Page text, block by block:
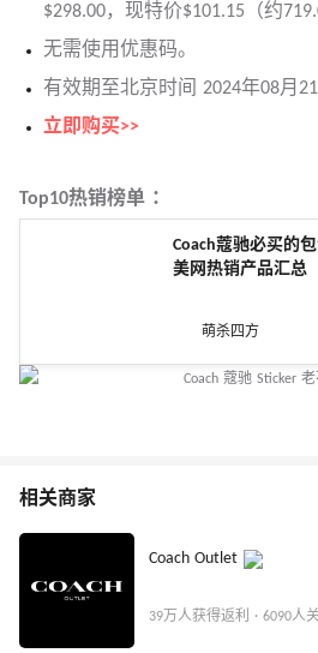
$298.00，现特价$101.15（约
无需使用优惠码。
有效期至北京时间 2024年08月21
立即购买>>
Top10热销榜单 ：
Coach蔻驰必买的
美网热销产品汇总
萌杀四方
相关商家
Coach Outlet
39万人获得返利 · 6090人